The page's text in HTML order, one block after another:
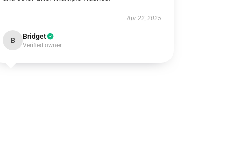
Apr 22, 2025
B Bridget
Verified owner